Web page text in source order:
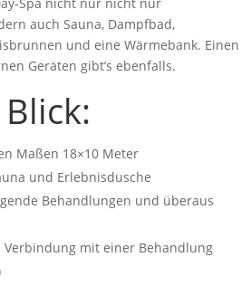
auch Sauna, Dampfbad,
und eine Wärmebank. Einen
Geräten gibt’s ebenfalls.
Maßen 18×10 Meter
und Erlebnisdusche
Behandlungen und überaus
Verbindung mit einer Behandlung